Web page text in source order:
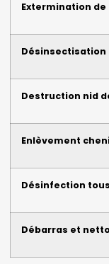
Extermination de
Destruction nid
Enlèvement
Désinfection
Débarras et